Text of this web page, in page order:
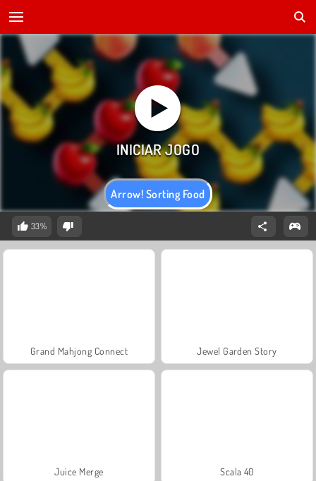
Arrow! Sorting Food
33%
Grand Mahjong Connect Jewel Garden Story
Juice Merge Scala 40